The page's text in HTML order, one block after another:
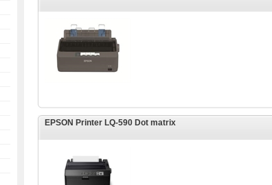
EPSON Printer LQ-590 Dot matrix